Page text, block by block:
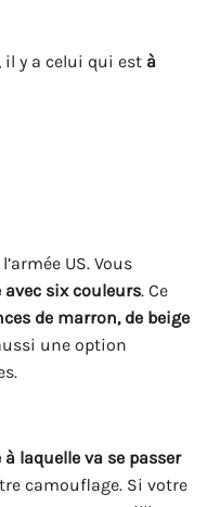
il y a celui qui est à
US. Vous
avec six couleurs. Ce
de marron, de beige
une option
à laquelle va se passer
camouflage. Si votre